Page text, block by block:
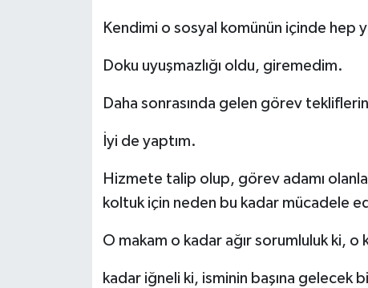
Kendimi o sosyal komünün içinde hep
Doku uyuşmazlığı oldu, giremedim.
Daha sonrasında gelen görev
İyi de yaptım.
Hizmete talip olup, görev adamı
koltuk için neden bu kadar mücadele
O makam o kadar ağır sorumluluk ki, o
kadar iğneli ki, isminin başına gelecek